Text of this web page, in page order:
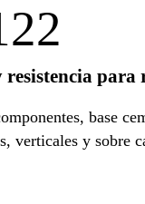
para
base
verticales y sobre